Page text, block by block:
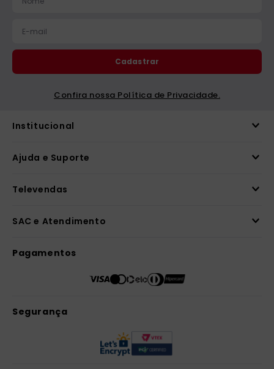
Confira nossa Política de Privacidade.
Cadastrar
Institucional
Ajuda e Suporte
Televendas
SAC e Atendimento
Pagamentos
Segurança